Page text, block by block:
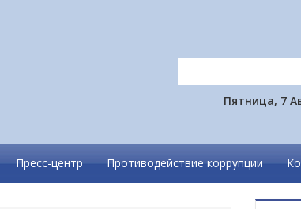
Пятница, 7
Пресс-центр Противодействие коррупции